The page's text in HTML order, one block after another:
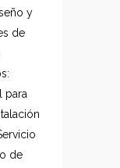
y
de
para
de